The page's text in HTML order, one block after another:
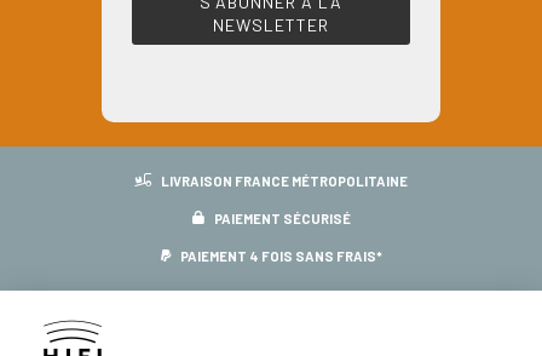
LIVRAISON FRANCE MÉTROPOLITAINE
PAIEMENT SÉCURISÉ
PAIEMENT 4 FOIS SANS FRAIS*